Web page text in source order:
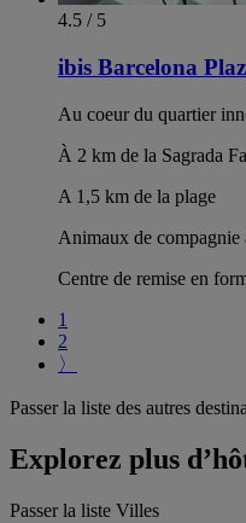
4.5 / 5
ibis Barcelona
Au coeur du quartier
À 2 km de la Sagrada
A 1,5 km de la plage
Animaux de compagnie
Centre de remise en
1
2
〉
Passer la liste des autres
Explorez plus
Passer la liste Villes